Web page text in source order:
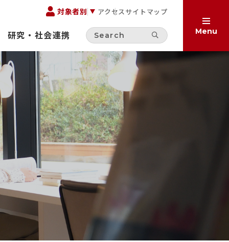
Menu
研究・社会連携
対象者別
受験生の方へ
保護者の方へ
在学生の方へ
一般の方へ
卒業生の方へ
ご寄付をお考えの方へ
アクセスサイトマップ
へ
考えの方へ
イト